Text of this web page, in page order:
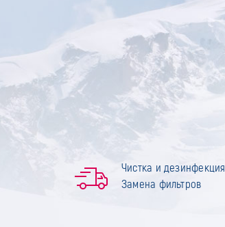
Чистка и дезинфекция
Замена фильтров